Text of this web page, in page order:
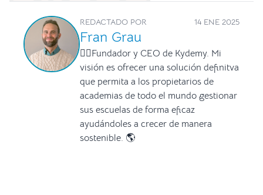
REDACTADO POR 14 ENE 2025
Fran Grau
🧙‍♂Fundador y CEO de Kydemy. Mi
visión es ofrecer una solución definitva
que permita a los propietarios de
academias de todo el mundo gestionar
sus escuelas de forma eficaz
ayudándoles a crecer de manera
sostenible. 🌎